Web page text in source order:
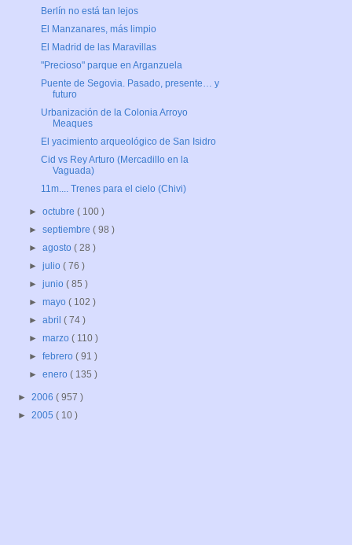
Berlín no está tan lejos
El Manzanares, más limpio
El Madrid de las Maravillas
"Precioso" parque en Arganzuela
Puente de Segovia. Pasado, presente… y
futuro
Urbanización de la Colonia Arroyo
Meaques
El yacimiento arqueológico de San Isidro
Cid vs Rey Arturo (Mercadillo en la
Vaguada)
11m.... Trenes para el cielo (Chivi)
►octubre( 100 )
►septiembre( 98 )
►agosto( 28 )
►julio( 76 )
►junio( 85 )
►mayo( 102 )
►abril( 74 )
►marzo( 110 )
►febrero( 91 )
►enero( 135 )
► 2006 ( 957 )
► 2005 ( 10 )